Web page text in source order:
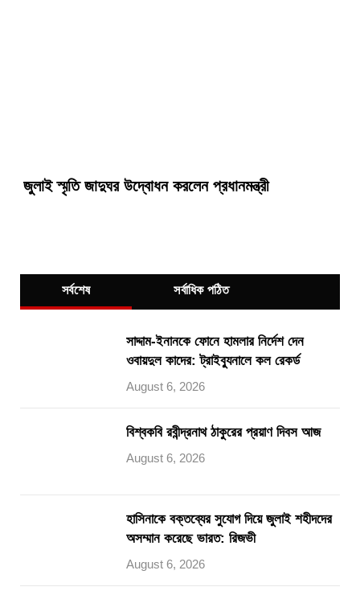
জুলাই স্মৃতি জাদুঘর উদ্বোধন করলেন প্রধানমন্ত্রী
সর্বশেষ সর্বাধিক পঠিত
সাদ্দাম-ইনানকে ফোনে হামলার নির্দেশ দেন
ওবায়দুল কাদের: ট্রাইব্যুনালে কল রেকর্ড
August 6, 2026
বিশ্বকবি রবীন্দ্রনাথ ঠাকুরের প্রয়াণ দিবস আজ
August 6, 2026
হাসিনাকে বক্তব্যের সুযোগ দিয়ে জুলাই শহীদদের
অসম্মান করেছে ভারত: রিজভী
August 6, 2026